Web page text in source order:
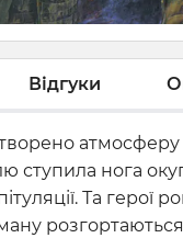
Відгуки
ступила нога
Та